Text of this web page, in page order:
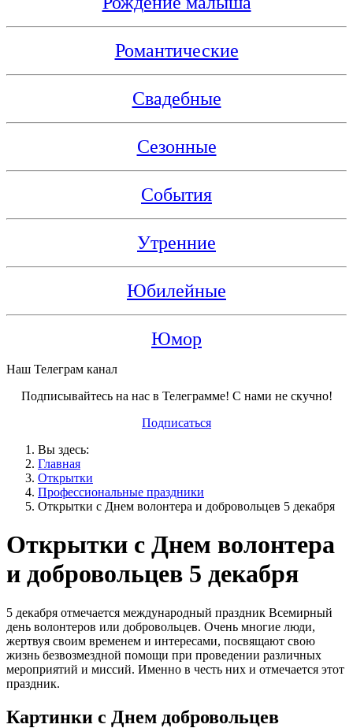
Романтические
Свадебные
Сезонные
События
Утренние
Юбилейные
Юмор
Наш Телеграм канал
Подписывайтесь на нас в Телеграмме! С нами не скучно!
Подписаться
Вы здесь:
Главная
Открытки
Профессиональные праздники
Открытки с Днем волонтера и добровольцев 5 декабря
Открытки с Днем волонтера
и добровольцев 5 декабря
5 декабря отмечается международный праздник Всемирный
день волонтеров или добровольцев. Очень многие люди,
жертвуя своим временем и интересами, посвящают свою
жизнь безвозмездной помощи при проведении различных
мероприятий и миссий. Именно в честь них и отмечается этот
праздник.
Картинки с Днем добровольцев